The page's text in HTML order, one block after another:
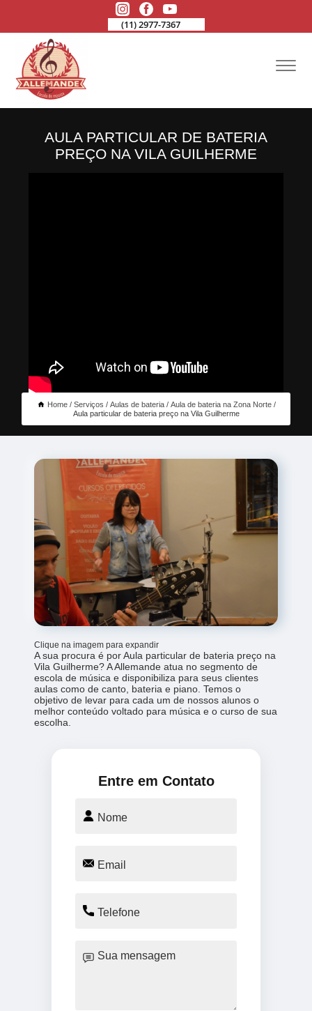
(11) 2977-7367
AULA PARTICULAR DE BATERIA
PREÇO NA VILA GUILHERME
Home Serviços Aulas de bateria
Aula de bateria na Zona Norte
Aula particular de bateria preço na Vila Guilherme
Clique na imagem para expandir
A sua procura é por Aula particular de bateria preço na
Vila Guilherme? A Allemande atua no segmento de
escola de música e disponibiliza para seus clientes
aulas como de canto, bateria e piano. Temos o
objetivo de levar para cada um de nossos alunos o
melhor conteúdo voltado para música e o curso de sua
escolha.
Entre em Contato